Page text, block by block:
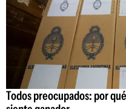
Todos preocupados: por